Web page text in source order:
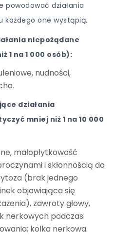
powodować działania
każdego one wystąpią.
niepożądane
1 na 1 000 osób):
nudności,
działania
mniej niż 1 na 10 000
małopłytkowość
i skłonnością do
(brak jednego
objawiająca się
zawroty głowy,
nerkowych podczas
kolka nerkowa.